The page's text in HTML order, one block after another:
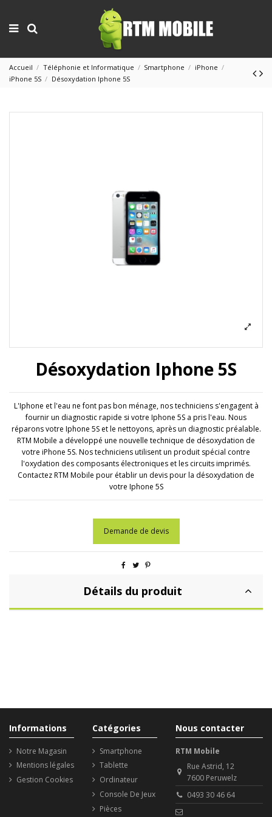
Accueil Téléphonie et Informatique Smartphone
iPhone
iPhone 5S
Désoxydation Iphone 5S
Désoxydation Iphone 5S
L'Iphone et l'eau ne font pas bon ménage, nos techniciens s'engagent à
fournir un diagnostic rapide si votre Iphone 5S a pris l'eau. Nous
réparons votre Iphone 5S et le nettoyons, après un diagnostic préalable.
RTM Mobile a développé une nouvelle technique de désoxydation de
votre iPhone 5S. Nos techniciens utilisent un produit spécial contre
l'oxydation des composants électroniques et les circuits imprimés.
Contactez RTM Mobile pour établir un devis pour la désoxydation de
votre Iphone 5S
Demande de devis
Détails du produit
Informations
Notre Magasin
Mentions légales
Gestion Cookies
Catégories
Smartphone
Tablette
Ordinateur
Console De Jeux
Pièces
Nous contacter
RTM Mobile
Rue Astrid, 12
7600 Peruwelz
0493 30 46 64